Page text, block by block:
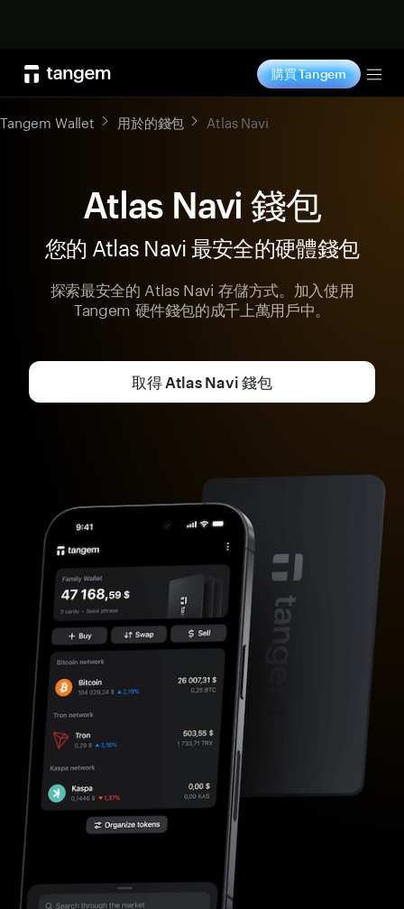
購買 Tangem
Tangem Wallet 用於的錢包 Atlas Navi
Atlas Navi 錢包
您的 Atlas Navi 最安全的硬體錢包
探索最安全的 Atlas Navi 存儲方式。加入使用
Tangem 硬件錢包的成千上萬用戶中。
取得 Atlas Navi 錢包